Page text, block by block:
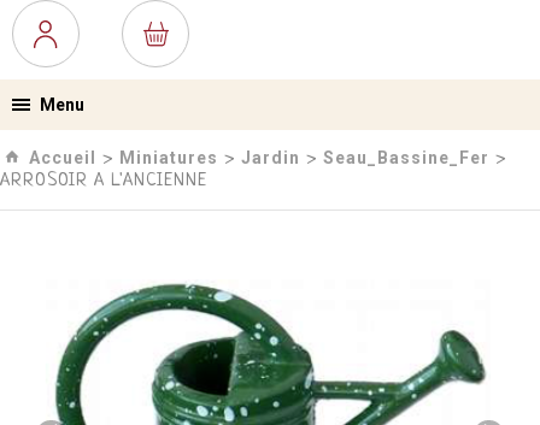
Menu
Accueil › Miniatures ›Jardin ›Seau_Bassine_Fer ›
ARROSOIR A L'ANCIENNE